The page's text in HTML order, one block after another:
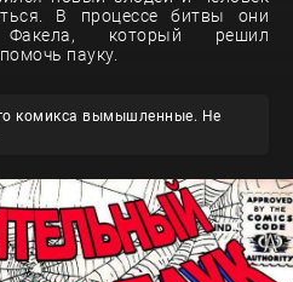
В процессе битвы они
Факела, который решил
пауку.
комикса вымышленные. Не